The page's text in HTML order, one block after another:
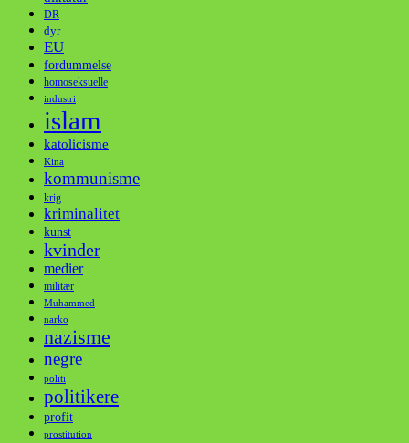
DR
dyr
EU
fordummelse
homoseksuelle
industri
islam
katolicisme
Kina
kommunisme
krig
kriminalitet
kunst
kvinder
medier
militær
Muhammed
narko
nazisme
negre
politi
politikere
profit
prostitution